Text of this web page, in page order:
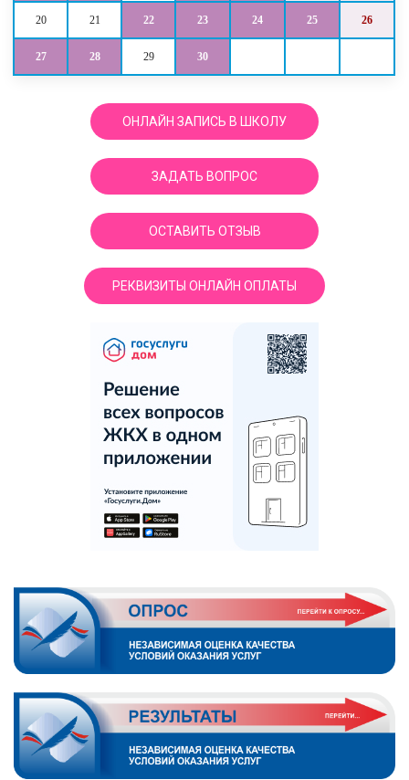
20 21 22 23 24 25 26
27 28 29 30
ОНЛАЙН ЗАПИСЬ В ШКОЛУ
ЗАДАТЬ ВОПРОС
ОСТАВИТЬ ОТЗЫВ
РЕКВИЗИТЫ ОНЛАЙН ОПЛАТЫ